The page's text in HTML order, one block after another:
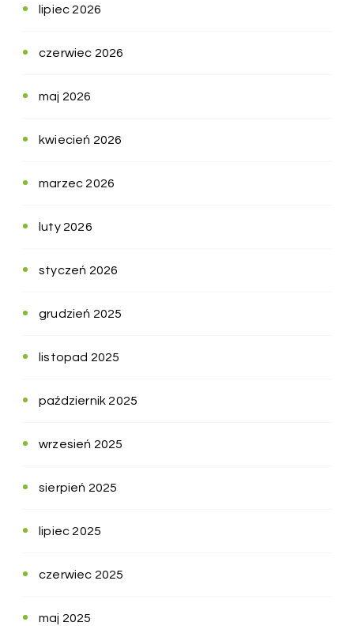
lipiec 2026
czerwiec 2026
maj 2026
kwiecień 2026
marzec 2026
luty 2026
styczeń 2026
grudzień 2025
listopad 2025
październik 2025
wrzesień 2025
sierpień 2025
lipiec 2025
czerwiec 2025
maj 2025